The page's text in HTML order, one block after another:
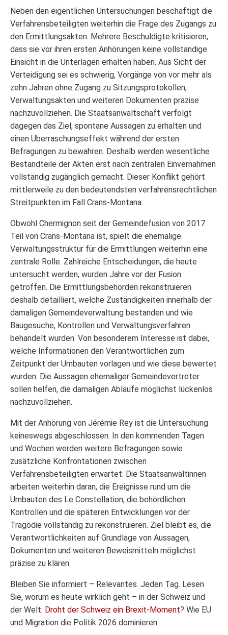
Neben den eigentlichen Untersuchungen beschäftigt die
Verfahrensbeteiligten weiterhin die Frage des Zugangs zu
den Ermittlungsakten. Mehrere Beschuldigte kritisieren,
dass sie vor ihren ersten Anhörungen keine vollständige
Einsicht in die Unterlagen erhalten haben. Aus Sicht der
Verteidigung sei es schwierig, Vorgänge von vor mehr als
zehn Jahren ohne Zugang zu Sitzungsprotokollen,
Verwaltungsakten und weiteren Dokumenten präzise
nachzuvollziehen. Die Staatsanwaltschaft verfolgt
dagegen das Ziel, spontane Aussagen zu erhalten und
einen Überraschungseffekt während der ersten
Befragungen zu bewahren. Deshalb werden wesentliche
Bestandteile der Akten erst nach zentralen Einvernahmen
vollständig zugänglich gemacht. Dieser Konflikt gehört
mittlerweile zu den bedeutendsten verfahrensrechtlichen
Streitpunkten im Fall Crans-Montana.
Obwohl Chermignon seit der Gemeindefusion von 2017
Teil von Crans-Montana ist, spielt die ehemalige
Verwaltungsstruktur für die Ermittlungen weiterhin eine
zentrale Rolle. Zahlreiche Entscheidungen, die heute
untersucht werden, wurden Jahre vor der Fusion
getroffen. Die Ermittlungsbehörden rekonstruieren
deshalb detailliert, welche Zuständigkeiten innerhalb der
damaligen Gemeindeverwaltung bestanden und wie
Baugesuche, Kontrollen und Verwaltungsverfahren
behandelt wurden. Von besonderem Interesse ist dabei,
welche Informationen den Verantwortlichen zum
Zeitpunkt der Umbauten vorlagen und wie diese bewertet
wurden. Die Aussagen ehemaliger Gemeindevertreter
sollen helfen, die damaligen Abläufe möglichst lückenlos
nachzuvollziehen.
Mit der Anhörung von Jérémie Rey ist die Untersuchung
keineswegs abgeschlossen. In den kommenden Tagen
und Wochen werden weitere Befragungen sowie
zusätzliche Konfrontationen zwischen
Verfahrensbeteiligten erwartet. Die Staatsanwältinnen
arbeiten weiterhin daran, die Ereignisse rund um die
Umbauten des Le Constellation, die behördlichen
Kontrollen und die späteren Entwicklungen vor der
Tragödie vollständig zu rekonstruieren. Ziel bleibt es, die
Verantwortlichkeiten auf Grundlage von Aussagen,
Dokumenten und weiteren Beweismitteln möglichst
präzise zu klären.
Bleiben Sie informiert – Relevantes. Jeden Tag. Lesen
Sie, worum es heute wirklich geht – in der Schweiz und
der Welt: Droht der Schweiz ein Brexit-Moment? Wie EU
und Migration die Politik 2026 dominieren